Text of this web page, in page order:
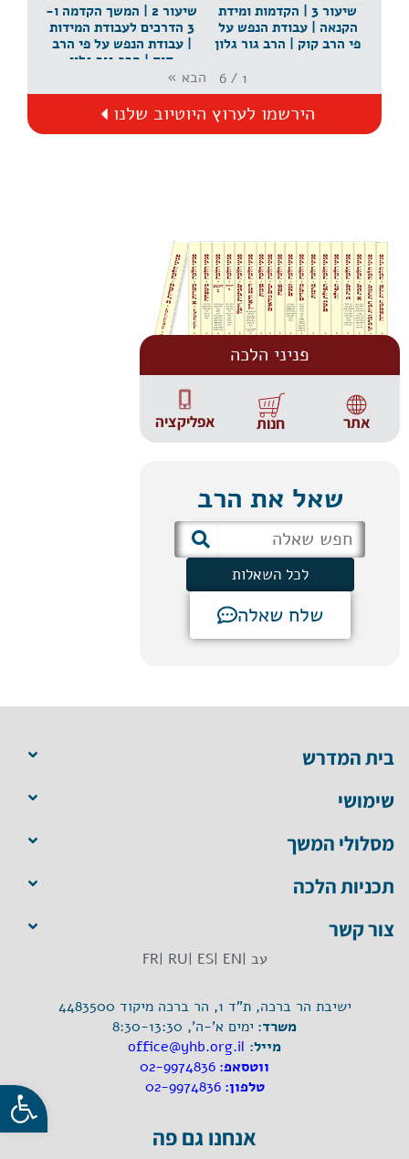
שיעור 2 | המשך הקדמה ו-
3 הדרכים לעבודת המידות
| עבודת הנפש על פי הרב
קוק | הרב גור גלון
שיעור 3 | הקדמות ומידת
הקנאה | עבודת הנפש על
פי הרב קוק | הרב גור גלון
1
/
6 הבא »
הירשמו לערוץ היוטיוב שלנו
פניני הלכה
אתר חנות אפליקציה
שאל את הרב
לכל השאלות
שלח שאלה
בית המדרש
שימושי
מסלולי המשך
תכניות הלכה
צור קשר
עב |EN |
ES |
RU |
FR
ישיבת הר ברכה, ת"ד 1, הר ברכה מיקוד 4483500
משרד: ימים א'-ה', 8:30-13:30
מייל: office@yhb.org.il
ווטסאפ: 02-9974836
טלפון:02-9974836
אנחנו גם פה
פתח